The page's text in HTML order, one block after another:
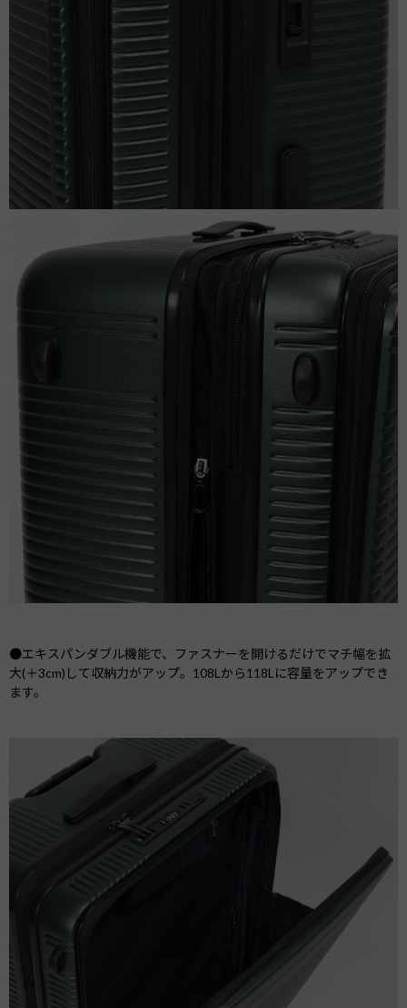
●エキスパンダブル機能で、ファスナーを開けるだけでマチ幅を拡
大(＋3cm)して収納力がアップ。108Lから118Lに容量をアップでき
ます。